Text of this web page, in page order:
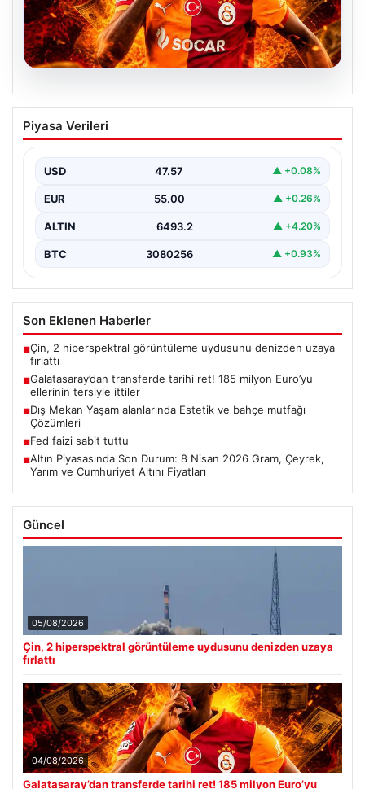
Galatasaray’dan transferde tarihi ret!
185 milyon Euro’yu ellerinin tersiyle
Piyasa Verileri
USD 47.57 ▲ +0.08%
EUR 55.00 ▲ +0.26%
ALTIN 6493.2 ▲ +4.20%
BTC 3080256 ▲ +0.93%
Son Eklenen Haberler
■Çin, 2 hiperspektral görüntüleme uydusunu denizden uzaya
fırlattı
■Galatasaray’dan transferde tarihi ret! 185 milyon Euro’yu
ellerinin tersiyle ittiler
■Dış Mekan Yaşam alanlarında Estetik ve bahçe mutfağı
Çözümleri
■Fed faizi sabit tuttu
■Altın Piyasasında Son Durum: 8 Nisan 2026 Gram, Çeyrek,
Yarım ve Cumhuriyet Altını Fiyatları
Güncel
05/08/2026
Çin, 2 hiperspektral görüntüleme uydusunu denizden uzaya
fırlattı
04/08/2026
Galatasaray’dan transferde tarihi ret! 185 milyon Euro’yu